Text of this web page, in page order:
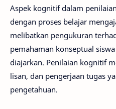
Aspek kognitif dalam
dengan proses belajar
melibatkan pengukuran
pemahaman konseptual
diajarkan. Penilaian kognitif
lisan, dan pengerjaan tugas
pengetahuan.